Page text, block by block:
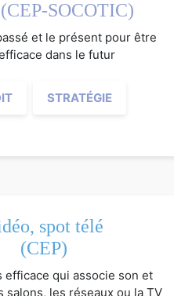
SOCOTIC)
et le présent pour être
dans le futur
STRATÉGIE
spot télé
(CEP)
efficace qui associe son et
salons, les réseaux ou la TV